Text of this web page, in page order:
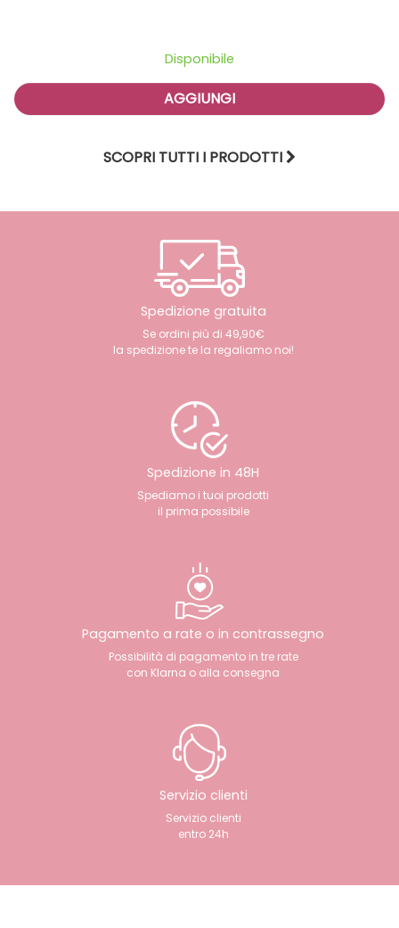
Disponibile
AGGIUNGI
SCOPRI TUTTI I PRODOTTI
Spedizione gratuita
Se ordini più di 49,90€
la spedizione te la regaliamo noi!
Spedizione in 48H
Spediamo i tuoi prodotti
il prima possibile
Pagamento a rate o in contrassegno
Possibilità di pagamento in tre rate
con Klarna o alla consegna
Servizio clienti
Servizio clienti
entro 24h